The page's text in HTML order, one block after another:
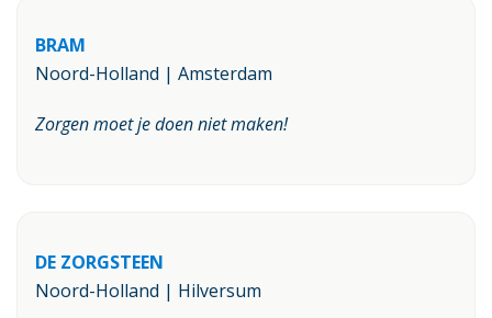
BRAM
Noord-Holland | Amsterdam
Zorgen moet je doen niet maken!
DE ZORGSTEEN
Noord-Holland | Hilversum